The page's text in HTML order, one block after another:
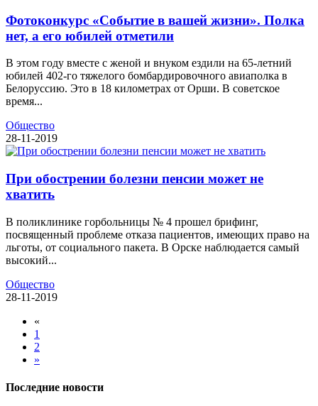
Фотоконкурс «Событие в вашей жизни». Полка
нет, а его юбилей отметили
В этом году вместе с женой и внуком ездили на 65-летний
юбилей 402-го тяжелого бомбардировочного авиаполка в
Белоруссию. Это в 18 километрах от Орши. В советское
время...
Общество
28-11-2019
При обострении болезни пенсии может не
хватить
В поликлинике горбольницы № 4 прошел брифинг,
посвященный проблеме отказа пациентов, имеющих право на
льготы, от социального пакета. В Орске наблюдается самый
высокий...
Общество
28-11-2019
«
1
2
»
Последние новости